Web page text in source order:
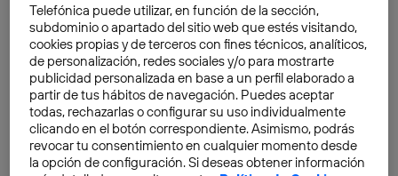
personas al año, casi un90% de estos fallecimientos
se producen en África. No es de extrañar los grandes
esfuerzos que la ciencia invierte en combatir esta
enfermedad.
Se han llegado a crearmosquitos modificados
genéticamentepara combatirla, o incluso se ha
Telefónica puede utilizar, en función de la sección,
subdominio o apartado del sitio web que estés visitando,
cookies propias y de terceros con fines técnicos, analíticos,
de personalización, redes sociales y/o para mostrarte
publicidad personalizada en base a un perfil elaborado a
partir de tus hábitos de navegación. Puedes aceptar
todas, rechazarlas o configurar su uso individualmente
clicando en el botón correspondiente. Asimismo, podrás
revocar tu consentimiento en cualquier momento desde
la opción de configuración. Si deseas obtener información